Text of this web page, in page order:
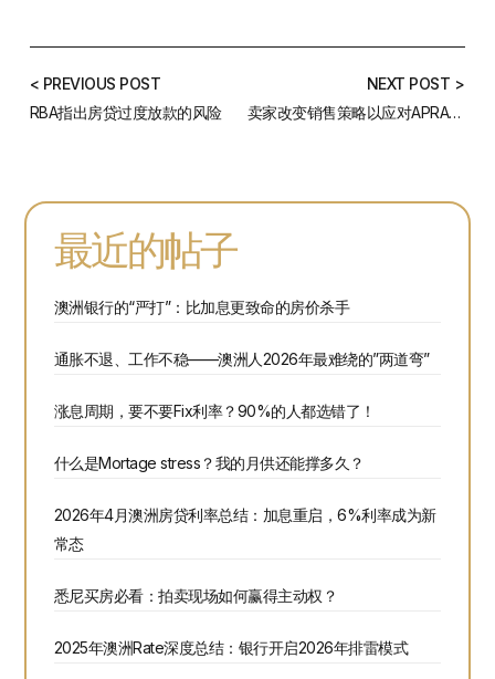
< PREVIOUS POST
RBA指出房贷过度放款的风险
NEXT POST >
卖家改变销售策略以应对APRA对房贷的政策变更
最近的帖子
澳洲银行的“严打”：比加息更致命的房价杀手
通胀不退、工作不稳——澳洲人2026年最难绕的”两道弯”
涨息周期，要不要Fix利率？90%的人都选错了！
什么是Mortage stress？我的月供还能撑多久？
2026年4月澳洲房贷利率总结：加息重启，6%利率成为新
常态
悉尼买房必看：拍卖现场如何赢得主动权？
2025年澳洲Rate深度总结：银行开启2026年排雷模式